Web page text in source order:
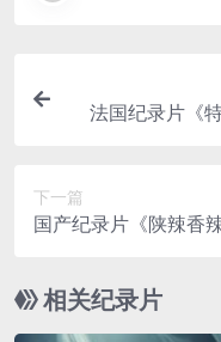
法国纪录片《
下一篇
国产纪录片《陕辣香
相关纪录片